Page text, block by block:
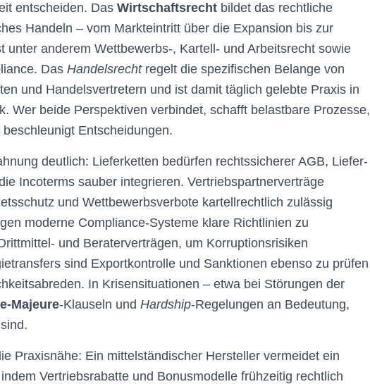
entscheiden. Das Wirtschaftsrecht bildet das rechtliche
Handeln – vom Markteintritt über die Expansion bis zur
unter anderem Wettbewerbs-, Kartell- und Arbeitsrecht sowie
Das Handelsrechtregelt die spezifischen Belange von
und Handelsvertretern und ist damit täglich gelebte Praxis in
Wer beide Perspektiven verbindet, schafft belastbare Prozesse,
Entscheidungen.
deutlich: Lieferketten bedürfen rechtssicherer AGB, Liefer-
Incoterms sauber integrieren. Vertriebspartnerverträge
und Wettbewerbsverbote kartellrechtlich zulässig
moderne Compliance-Systeme klare Richtlinien zu
und Beraterverträgen, um Korruptionsrisiken
sind Exportkontrolle und Sanktionen ebenso zu prüfen
In Krisensituationen – etwa bei Störungen der
Majeure-Klauseln und Hardship-Regelungen an Bedeutung,
Praxisnähe: Ein mittelständischer Hersteller vermeidet ein
Vertriebsrabatte und Bonusmodelle frühzeitig rechtlich